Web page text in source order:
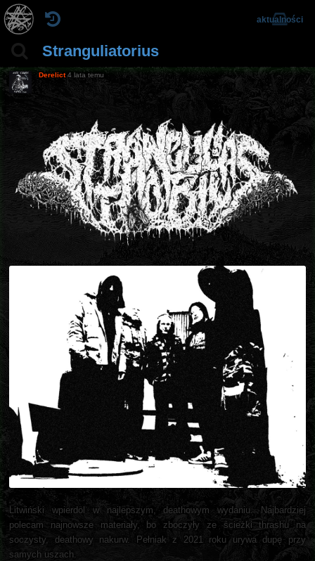
Stranguliatorius
aktualności
Derelict 4 lata temu
Litwiński wpierdol w najlepszym, deathowym wydaniu. Najbardziej
polecam najnowsze materiały, bo zboczyły ze ścieżki thrashu na
soczysty, deathowy nakurw. Pełniak z 2021 roku urywa dupę przy
samych uszach.